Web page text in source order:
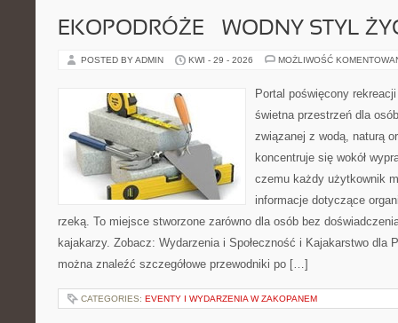
EKOPODRÓŻE – WODNY STYL
POSTED BY ADMIN KWI - 29 - 2026 MOŻLIWOŚĆ
Portal poświęcony
świetna przestrzeń dla
związanej z wodą, naturą
koncentruje się wokół
czemu każdy użytkownik
informacje dotyczące
rzeką. To miejsce stworzone zarówno dla osób bez
kajakarzy. Zobacz: Wydarzenia i Społeczność i Kajakarstwo dla
można znaleźć szczegółowe przewodniki po […]
CATEGORIES: EVENTY I WYDARZENIA W ZAKOPANEM